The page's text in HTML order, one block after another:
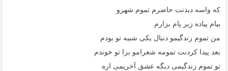
ﻛﻪ واﺳﻪ دﻳﺪﻧﺖ ﺣﺎﺿﺮم ﺗﻤﻮم ﺷﻬﺮو
ﺑﻴﺎم ﭘﻴﺎده زﻳﺮ ﭘﺎم ﺑﺰارم
ﻣﻦ ﺗﻤﻮم زﻧﺪﮔﻴﻤﻮ دﻧﺒﺎل ﻳﻜﻰ ﺷﺒﻴﻪ ﺗﻮ ﺑﻮدم
ﺑﻌﺪ ﭘﻴﺪا ﻛﺮدﻧﺖ ﺗﻤﻮﻣﻪ ﺷﻌﺮاﻣﻮ ﺑﺮا ﺗﻮ ﺧﻮﻧﺪم
ﺗﻮ ﺗﻤﻮم زﻧﺪﮔﻴﻤﻰ دﻳﮕﻪ ﻋﺸﻖ آﺧﺮﻳﻤﻰ اره